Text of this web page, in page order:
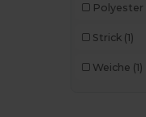
Polyester
Strick (1)
Weiche (1)